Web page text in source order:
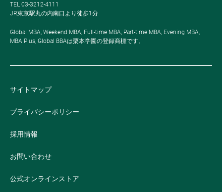
TEL 03-3212-4111
JR東京駅丸の内南口より徒歩1分
Global MBA, Weekend MBA, Full-time MBA, Part-time MBA, Evening MBA,
MBA Plus, Global BBAは栗本学園の登録商標です。
サイトマップ
プライバシーポリシー
採用情報
お問い合わせ
公式オンラインストア